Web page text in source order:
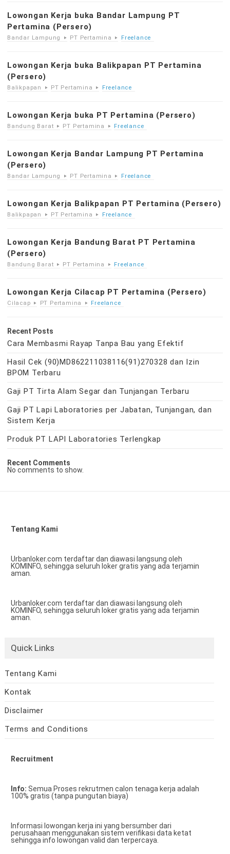
Lowongan Kerja buka Bandar Lampung PT
Pertamina (Persero)
Bandar Lampung PT Pertamina Freelance
Lowongan Kerja buka Balikpapan PT Pertamina
(Persero)
Balikpapan PT Pertamina Freelance
Lowongan Kerja buka PT Pertamina (Persero)
Bandung Barat PT Pertamina Freelance
Lowongan Kerja Bandar Lampung PT Pertamina
(Persero)
Bandar Lampung PT Pertamina Freelance
Lowongan Kerja Balikpapan PT Pertamina (Persero)
Balikpapan PT Pertamina Freelance
Lowongan Kerja Bandung Barat PT Pertamina
(Persero)
Bandung Barat PT Pertamina Freelance
Lowongan Kerja Cilacap PT Pertamina (Persero)
Cilacap PT Pertamina Freelance
Recent Posts
Cara Membasmi Rayap Tanpa Bau yang Efektif
Hasil Cek (90)MD862211038116(91)270328 dan Izin
BPOM Terbaru
Gaji PT Tirta Alam Segar dan Tunjangan Terbaru
Gaji PT Lapi Laboratories per Jabatan, Tunjangan, dan
Sistem Kerja
Produk PT LAPI Laboratories Terlengkap
Recent Comments
No comments to show.
Tentang Kami
Urbanloker.com terdaftar dan diawasi langsung oleh
KOMINFO, sehingga seluruh loker gratis yang ada terjamin
aman.
Urbanloker.com terdaftar dan diawasi langsung oleh
KOMINFO, sehingga seluruh loker gratis yang ada terjamin
aman.
Quick Links
Tentang Kami
Kontak
Disclaimer
Terms and Conditions
Recruitment
Info: Semua Proses rekrutmen calon tenaga kerja adalah
100% gratis (tanpa pungutan biaya)
Informasi lowongan kerja ini yang bersumber dari
perusahaan menggunakan sistem verifikasi data ketat
sehingga info lowongan valid dan terpercaya.